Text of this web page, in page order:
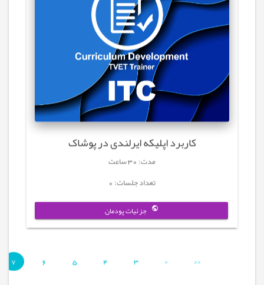
کاربرد اپلیکه ایرلندی در پوشاک
مدت: 30 ساعت
تعداد جلسات: 0
جزئیات پودمان
<<
<
3
4
5
6
7